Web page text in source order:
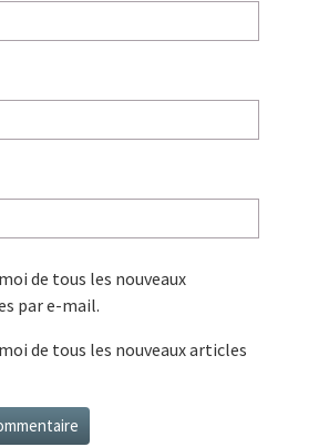
de tous les nouveaux
par e-mail.
de tous les nouveaux articles